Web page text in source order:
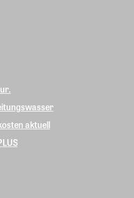
aktuell